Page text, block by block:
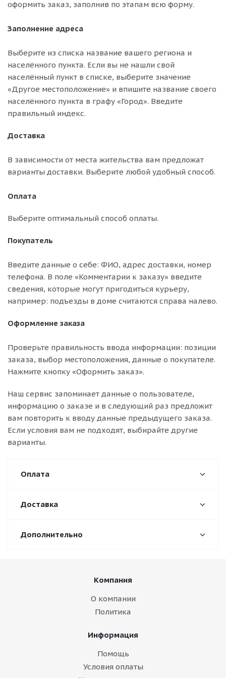
оформить заказ, заполнив по этапам всю форму.
Заполнение адреса
Выберите из списка название вашего региона и
населённого пункта. Если вы не нашли свой
населённый пункт в списке, выберите значение
«Другое местоположение» и впишите название своего
населённого пункта в графу «Город». Введите
правильный индекс.
Доставка
В зависимости от места жительства вам предложат
варианты доставки. Выберите любой удобный способ.
Оплата
Выберите оптимальный способ оплаты.
Покупатель
Введите данные о себе: ФИО, адрес доставки, номер
телефона. В поле «Комментарии к заказу» введите
сведения, которые могут пригодиться курьеру,
например: подъезды в доме считаются справа налево.
Оформление заказа
Проверьте правильность ввода информации: позиции
заказа, выбор местоположения, данные о покупателе.
Нажмите кнопку «Оформить заказ».
Наш сервис запоминает данные о пользователе,
информацию о заказе и в следующий раз предложит
вам повторить к вводу данные предыдущего заказа.
Если условия вам не подходят, выбирайте другие
варианты.
Оплата
Доставка
Дополнительно
Компания
О компании
Политика
Информация
Помощь
Условия оплаты